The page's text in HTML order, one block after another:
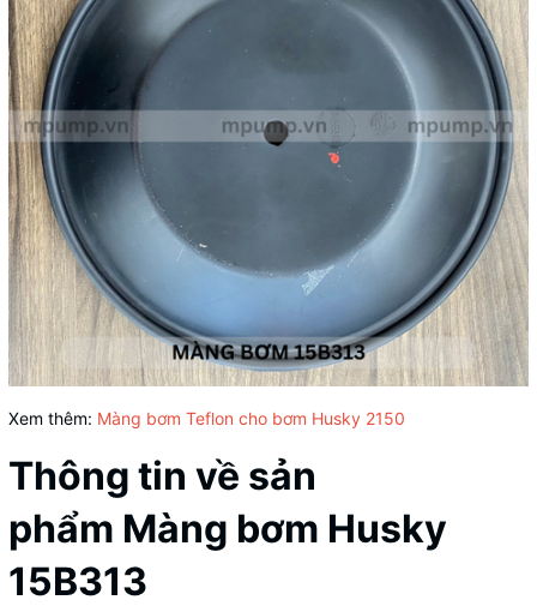
Xem thêm: Màng bơm Teflon cho bơm Husky 2150
Thông tin về sản
phẩm Màng bơm Husky
15B313